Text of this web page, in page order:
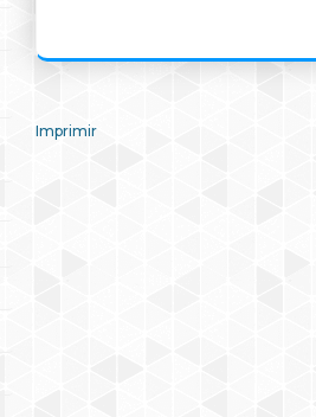
Imprimir